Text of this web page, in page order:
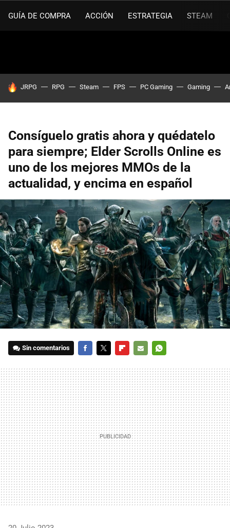
GUÍA DE COMPRA ACCIÓN ESTRATEGIA STEAM
HOY SE HABLA DE
JRPG RPG Steam FPS PC Gaming Gaming
Consíguelo gratis ahora y quédatelo
para siempre; Elder Scrolls Online es
uno de los mejores MMOs de la
actualidad, y encima en español
Sin comentarios
MAIL